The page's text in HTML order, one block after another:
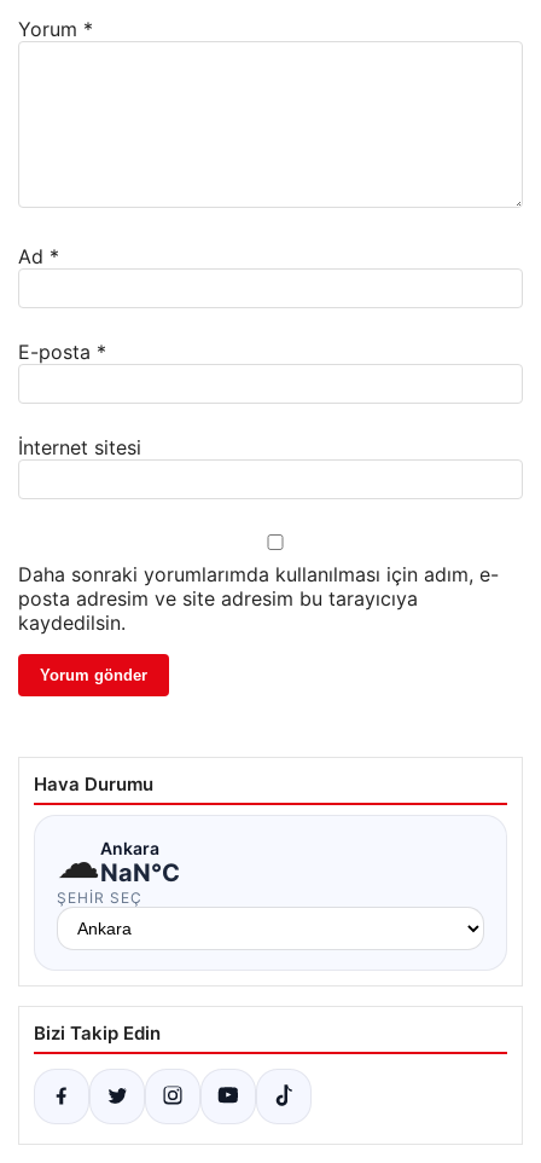
Yorum *
Ad *
E-posta *
İnternet sitesi
Daha sonraki yorumlarımda kullanılması için adım, e-
posta adresim ve site adresim bu tarayıcıya
kaydedilsin.
Hava Durumu
☁Ankara
NaN°C
ŞEHIR SEÇ
Bizi Takip Edin